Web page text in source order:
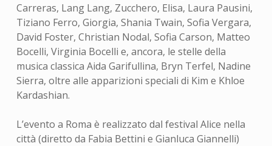
Carreras, Lang Lang, Zucchero, Elisa, Laura Pausini,
Tiziano Ferro, Giorgia, Shania Twain, Sofia Vergara,
David Foster, Christian Nodal, Sofia Carson, Matteo
Bocelli, Virginia Bocelli e, ancora, le stelle della
musica classica Aida Garifullina, Bryn Terfel, Nadine
Sierra, oltre alle apparizioni speciali di Kim e Khloe
Kardashian.
L’evento a Roma è realizzato dal festival Alice nella
città (diretto da Fabia Bettini e Gianluca Giannelli)